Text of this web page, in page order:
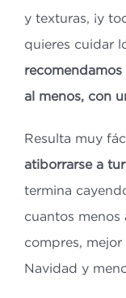
y texturas, ¡y
quieres cuidar
al menos, con
Resulta muy
atiborrarse a
termina
cuantos
compres,
Navidad y